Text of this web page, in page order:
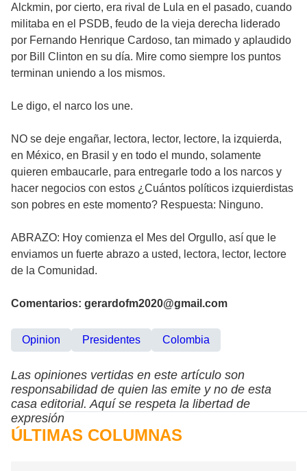
Alckmin, por cierto, era rival de Lula en el pasado, cuando
militaba en el PSDB, feudo de la vieja derecha liderado
por Fernando Henrique Cardoso, tan mimado y aplaudido
por Bill Clinton en su día. Mire como siempre los puntos
terminan uniendo a los mismos.
Le digo, el narco los une.
NO se deje engañar, lectora, lector, lectore, la izquierda,
en México, en Brasil y en todo el mundo, solamente
quieren embaucarle, para entregarle todo a los narcos y
hacer negocios con estos ¿Cuántos políticos izquierdistas
son pobres en este momento? Respuesta: Ninguno.
ABRAZO: Hoy comienza el Mes del Orgullo, así que le
enviamos un fuerte abrazo a usted, lectora, lector, lectore
de la Comunidad.
Comentarios: gerardofm2020@gmail.com
Opinion Presidentes Colombia
Las opiniones vertidas en este artículo son
responsabilidad de quien las emite y no de esta
casa editorial. Aquí se respeta la libertad de
expresión
ÚLTIMAS COLUMNAS